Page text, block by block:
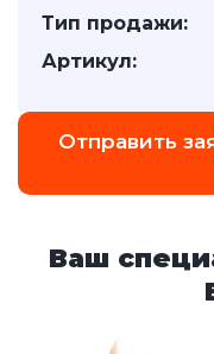
Тип продажи:
Артикул:
Отправить
Ваш